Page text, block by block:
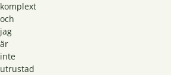
komplext
och
jag
är
inte
utrustad